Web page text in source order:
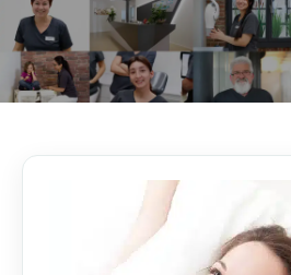
Unser Blog